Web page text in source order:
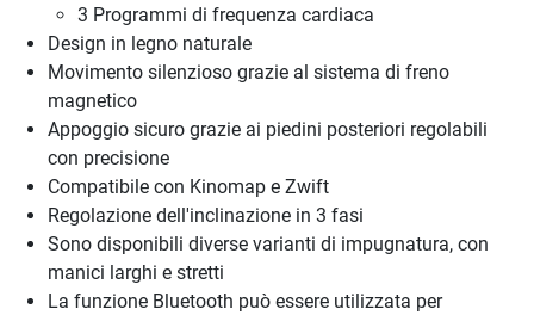
3 Programmi di frequenza cardiaca
Design in legno naturale
Movimento silenzioso grazie al sistema di freno
magnetico
Appoggio sicuro grazie ai piedini posteriori regolabili
con precisione
Compatibile con Kinomap e Zwift
Regolazione dell'inclinazione in 3 fasi
Sono disponibili diverse varianti di impugnatura, con
manici larghi e stretti
La funzione Bluetooth può essere utilizzata per